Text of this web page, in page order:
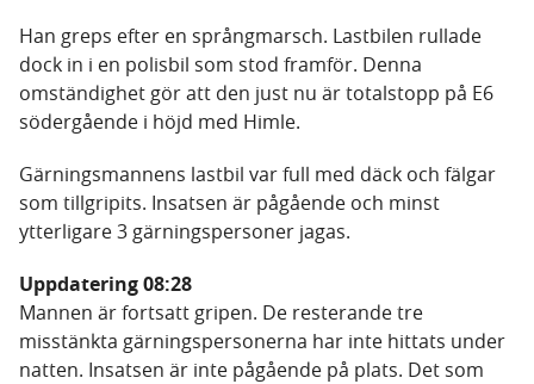
Han greps efter en språngmarsch. Lastbilen rullade
dock in i en polisbil som stod framför. Denna
omständighet gör att den just nu är totalstopp på E6
södergående i höjd med Himle.
Gärningsmannens lastbil var full med däck och fälgar
som tillgripits. Insatsen är pågående och minst
ytterligare 3 gärningspersoner jagas.
Uppdatering 08:28
Mannen är fortsatt gripen. De resterande tre
misstänkta gärningspersonerna har inte hittats under
natten. Insatsen är inte pågående på plats. Det som